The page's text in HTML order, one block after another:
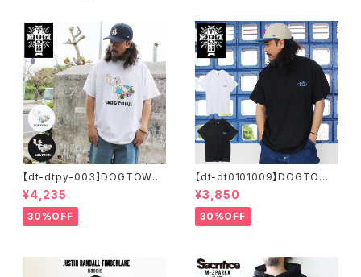
【dt-dtpy-003】DOGTOWN
ドッグタウン POPEYE SKATE
S/S T-SHIRTS ポパイ 半袖 シ
ョートスリーブT 大きいサイズ
半袖 M L XL 大きめ デザイン
¥4,235
30%OFF
【dt-dt0101009】DOGTOWN
ドッグタウン D.T.S. POCKET
S/S T-SHIRTS 半袖 ショート
スリーブT 大きいサイズ 半袖 M
L XL 大きめ デザイン プリント
¥3,850
30%OFF